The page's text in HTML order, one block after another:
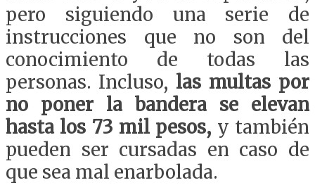
pero siguiendo una serie de
instrucciones que no son del
conocimiento de todas las
personas. Incluso, las multas por
no poner la bandera se elevan
hasta los 73 mil pesos, y también
pueden ser cursadas en caso de
que sea mal enarbolada.